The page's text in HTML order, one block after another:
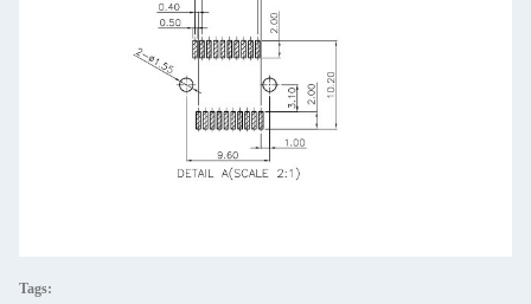
Tags: